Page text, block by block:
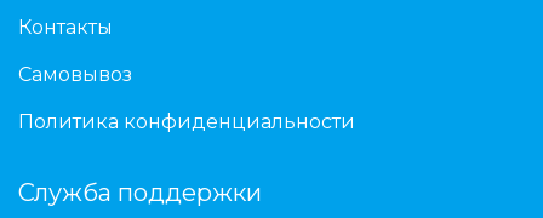
Контакты
Самовывоз
Политика конфиденциальности
Служба поддержки